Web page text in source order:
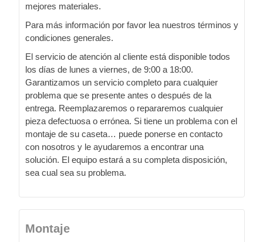
mejores materiales.
Para más información por favor lea nuestros términos y
condiciones generales.
El servicio de atención al cliente está disponible todos
los días de lunes a viernes, de 9:00 a 18:00.
Garantizamos un servicio completo para cualquier
problema que se presente antes o después de la
entrega. Reemplazaremos o repararemos cualquier
pieza defectuosa o errónea. Si tiene un problema con el
montaje de su caseta… puede ponerse en contacto
con nosotros y le ayudaremos a encontrar una
solución. El equipo estará a su completa disposición,
sea cual sea su problema.
Montaje